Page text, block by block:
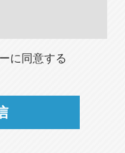
に同意する